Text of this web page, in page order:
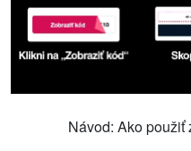
Návod: Ako